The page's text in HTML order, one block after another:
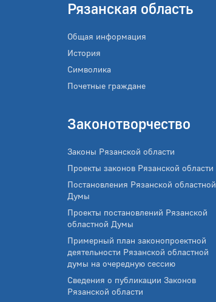
Рязанская область
Общая информация
История
Символика
Почетные граждане
Законотворчество
Законы Рязанской области
Проекты законов Рязанской области
Постановления Рязанской областной
Думы
Проекты постановлений Рязанской
областной Думы
Примерный план законопроектной
деятельности Рязанской областной
думы на очередную сессию
Сведения о публикации Законов
Рязанской области